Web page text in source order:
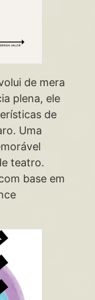
de mera
plena, ele
de
Uma
teatro.
base em